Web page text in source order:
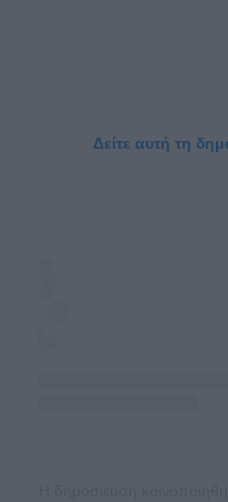
Δείτε αυτή τη